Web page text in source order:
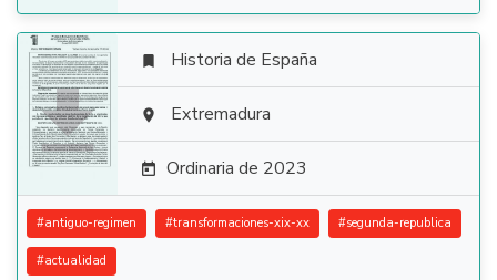

 Historia de España
 Extremadura
 Ordinaria de 2023
#antiguo-regimen #transformaciones-xix-xx #segunda-republica
#actualidad